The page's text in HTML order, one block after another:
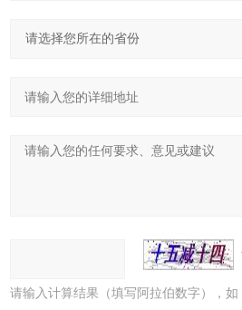
请输入计算结果（填写阿拉伯数字），如